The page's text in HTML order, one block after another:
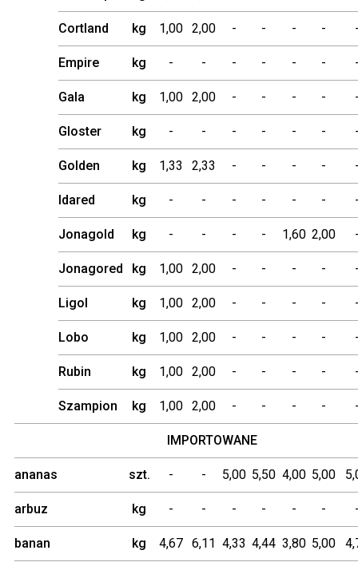
Boskoop kg 1,33 2,33 - - - -
Cortland kg 1,00 2,00 - - - -
Empire kg - - - - - -
Gala kg 1,00 2,00 - - - -
Gloster kg - - - - - -
Golden kg 1,33 2,33 - - - -
Idared kg - - - - - -
Jonagold kg - - - - 1,60 2,00
Jonagored kg 1,00 2,00 - - - -
Ligol kg 1,00 2,00 - - - -
Lobo kg 1,00 2,00 - - - -
Rubin kg 1,00 2,00 - - - -
Szampion kg 1,00 2,00 - - - -
IMPORTOWANE
ananas szt. - - 5,00 5,50 4,00 5,00
arbuz kg - - - - - -